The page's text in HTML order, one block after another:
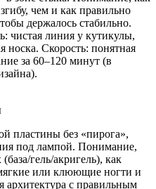
чем и как правильно
держалось стабильно.
чистая линия у кутикулы,
носка. Скорость: понятная
за 60–120 минут (в
пластины без «пирога»,
под лампой. Понимание,
гель/акригель), как
или клюющие ногти и
архитектура с правильным